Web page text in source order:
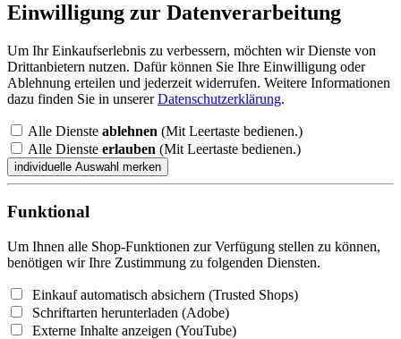
Einwilligung zur Datenverarbeitung
Um Ihr Einkaufserlebnis zu verbessern, möchten wir Dienste von
Drittanbietern nutzen. Dafür können Sie Ihre Einwilligung oder
Ablehnung erteilen und jederzeit widerrufen. Weitere Informationen
dazu finden Sie in unsererDatenschutzerklärung.
Alle Dienste ablehnen (Mit Leertaste bedienen.)
Alle Dienste erlauben (Mit Leertaste bedienen.)
Funktional
Um Ihnen alle Shop-Funktionen zur Verfügung stellen zu können,
benötigen wir Ihre Zustimmung zu folgenden Diensten.
Einkauf automatisch absichern (Trusted Shops)
Schriftarten herunterladen (Adobe)
Externe Inhalte anzeigen (YouTube)